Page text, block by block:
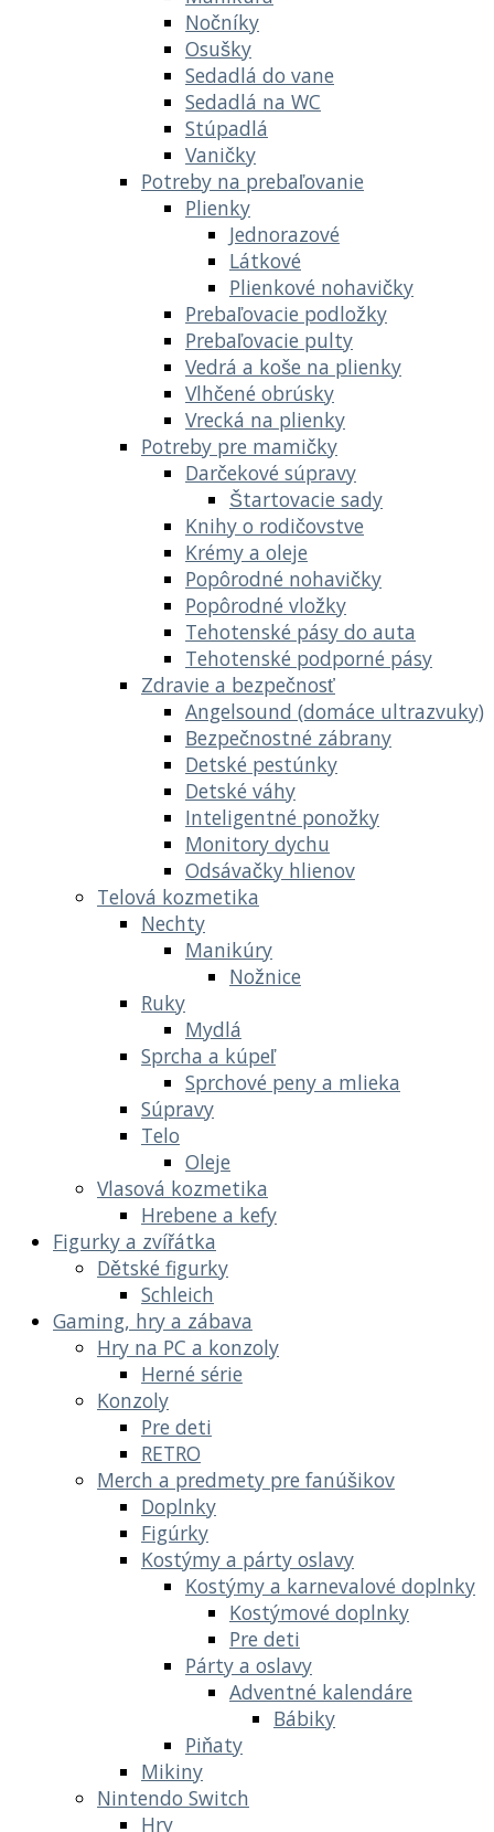
Nočníky
Osušky
Sedadlá do vane
Sedadlá na WC
Stúpadlá
Vaničky
Potreby na prebaľovanie
Plienky
Jednorazové
Látkové
Plienkové nohavičky
Prebaľovacie podložky
Prebaľovacie pulty
Vedrá a koše na plienky
Vlhčené obrúsky
Vrecká na plienky
Potreby pre mamičky
Darčekové súpravy
Štartovacie sady
Knihy o rodičovstve
Krémy a oleje
Popôrodné nohavičky
Popôrodné vložky
Tehotenské pásy do auta
Tehotenské podporné pásy
Zdravie a bezpečnosť
Angelsound (domáce ultrazvuky)
Bezpečnostné zábrany
Detské pestúnky
Detské váhy
Inteligentné ponožky
Monitory dychu
Odsávačky hlienov
Telová kozmetika
Nechty
Manikúry
Nožnice
Ruky
Mydlá
Sprcha a kúpeľ
Sprchové peny a mlieka
Súpravy
Telo
Oleje
Vlasová kozmetika
Hrebene a kefy
Figurky a zvířátka
Dětské figurky
Schleich
Gaming, hry a zábava
Hry na PC a konzoly
Herné série
Konzoly
Pre deti
RETRO
Merch a predmety pre fanúšikov
Doplnky
Figúrky
Kostýmy a párty oslavy
Kostýmy a karnevalové doplnky
Kostýmové doplnky
Pre deti
Párty a oslavy
Adventné kalendáre
Bábiky
Piňaty
Mikiny
Nintendo Switch
Hry